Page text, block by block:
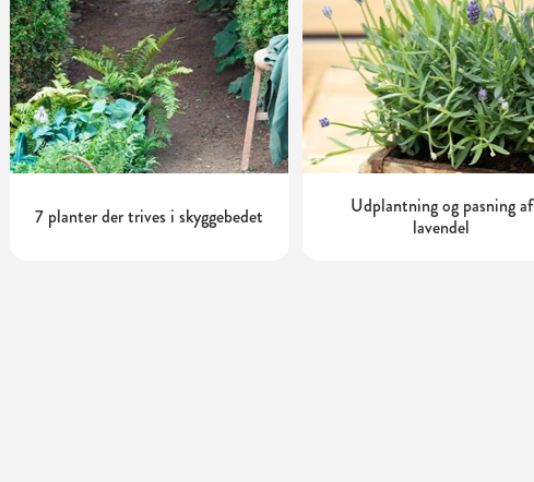
7 planter der trives i skyggebedet
Udplantning og pasning af
lavendel